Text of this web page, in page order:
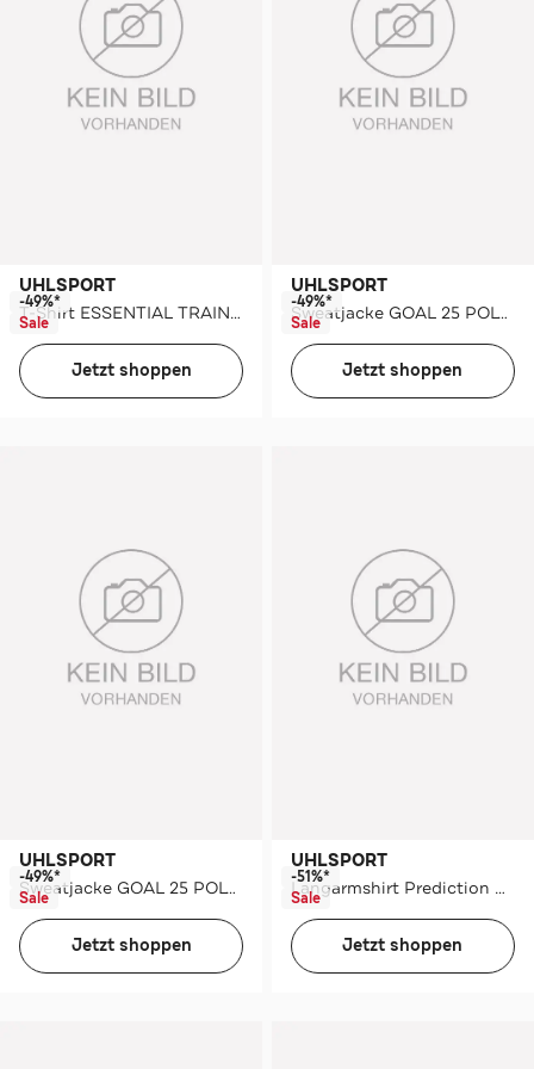
UHLSPORT
T-Shirt ESSENTIAL TRAINING TOP Kids
-49%*
Sale
Jetzt shoppen
UHLSPORT
Sweatjacke GOAL 25 POLY JACKE rot/weiß
-49%*
Sale
Jetzt shoppen
UHLSPORT
Sweatjacke GOAL 25 POLY JACKE
-49%*
Sale
Jetzt shoppen
UHLSPORT
Langarmshirt Prediction marine/fluo gelb
-51%*
Sale
Jetzt shoppen